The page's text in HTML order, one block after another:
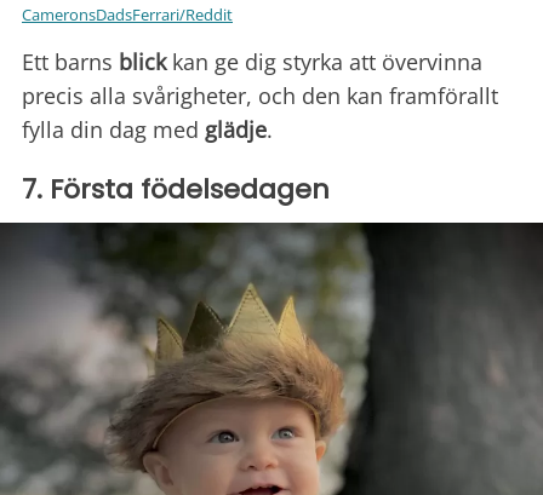
CameronsDadsFerrari/Reddit
Ett barns blickkan ge dig styrka att övervinna
precis alla svårigheter, och den kan framförallt
fylla din dag med glädje.
7. Första födelsedagen